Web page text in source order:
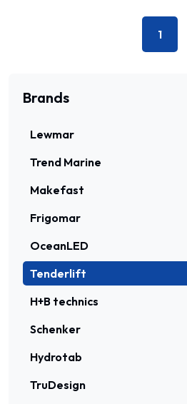
Brands
Lewmar
Trend Marine
Makefast
Frigomar
OceanLED
Tenderlift
H+B technics
Schenker
Hydrotab
TruDesign
1